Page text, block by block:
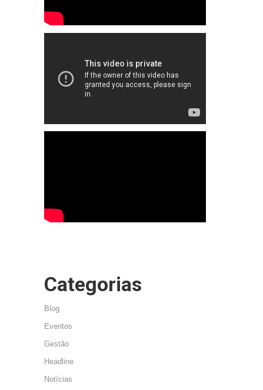
Categorias
Blog
Eventos
Gestão
Headline
Notícias